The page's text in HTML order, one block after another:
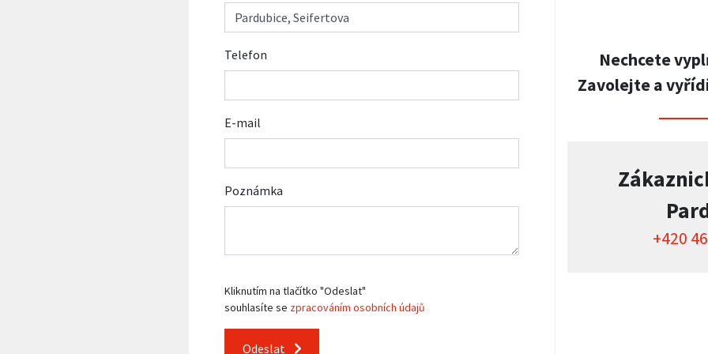
Telefon
E-mail
Poznámka
Kliknutím na tlačítko "Odeslat"
souhlasíte se zpracováním osobních údajů
Odeslat
Nechcete
Zavolejte a
+420